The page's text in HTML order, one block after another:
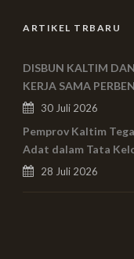
ARTIKEL TRBARU
DISBUN KALTIM
KERJA SAMA
30 Juli 2026
Pemprov Kaltim
Adat dalam Tata
28 Juli 2026